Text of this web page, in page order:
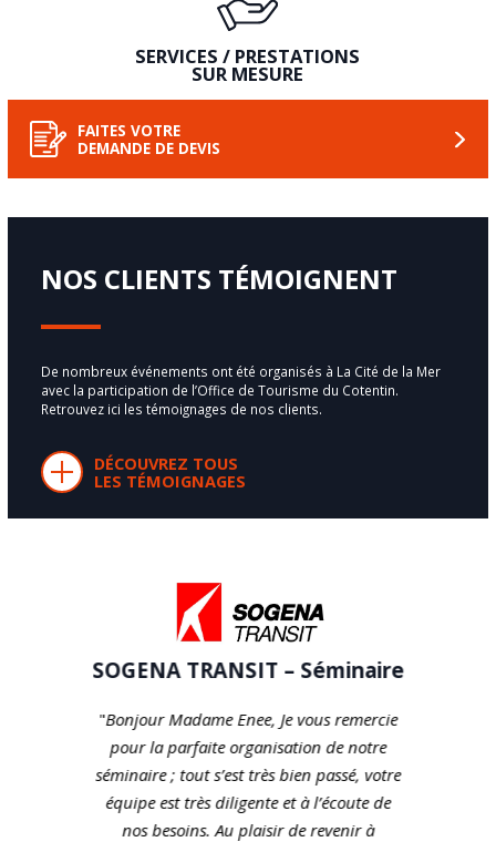
SERVICES / PRESTATIONS
SUR MESURE
FAITES VOTRE
DEMANDE DE DEVIS
NOS CLIENTS TÉMOIGNENT
De nombreux événements ont été organisés à La Cité de la Mer
avec la participation de l’Office de Tourisme du Cotentin.
Retrouvez ici les témoignages de nos clients.
DÉCOUVREZ TOUS
LES TÉMOIGNAGES
SOGENA TRANSIT – Séminaire
"Bonjour Madame Enee, Je vous remercie
pour la parfaite organisation de notre
séminaire ; tout s’est très bien passé, votre
équipe est très diligente et à l’écoute de
nos besoins. Au plaisir de revenir à